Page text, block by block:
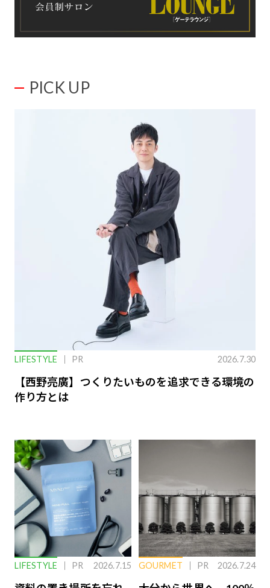
PICK UP
LIFESTYLE PR 2026.7.30
【西野亮廣】つくりたいものを追求できる環境の
作り方とは
LIFESTYLE PR 2026.7.15 GOURMET PR 2026.7.24